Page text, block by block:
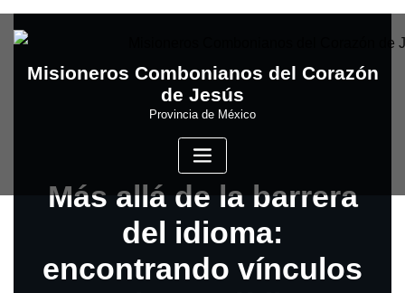
to
Misioneros Combonianos del Corazón
de Jesús
Provincia de México
Más allá de la barrera
del idioma:
encontrando vínculos